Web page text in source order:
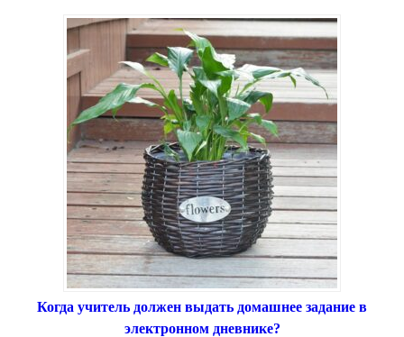
Когда учитель должен выдать домашнее задание в
электронном дневнике?